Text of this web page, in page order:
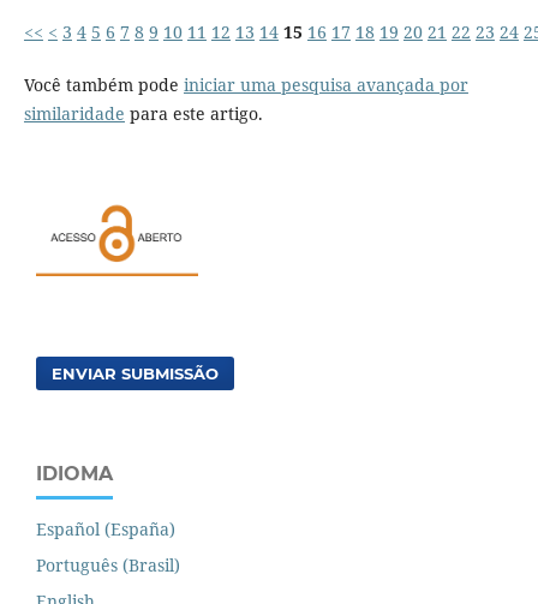
<< < 3 4 5 6 7 8 9 10 11 12 13 14 15 16 17 18 19 20 21 22 23 24
Você também pode iniciar uma pesquisa avançada por
similaridade para este artigo.
ENVIAR SUBMISSÃO
IDIOMA
Español (España)
Português (Brasil)